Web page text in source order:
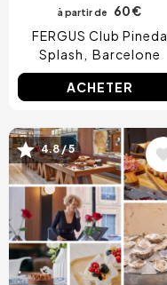
à partir de
60 €
FERGUS Club Pineda
Splash
Barcelone
ACHETER
Image
4.8 / 5